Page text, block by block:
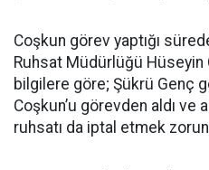
Coşkun görev yaptığı
Ruhsat Müdürlüğü Hüseyin
bilgilere göre; Şükrü Genç
Coşkun’u görevden aldı ve
ruhsatı da iptal etmek